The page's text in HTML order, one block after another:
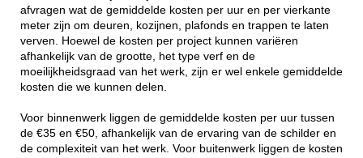
afvragen wat de gemiddelde kosten per uur en per vierkante
meter zijn om deuren, kozijnen, plafonds en trappen te laten
verven. Hoewel de kosten per project kunnen variëren
afhankelijk van de grootte, het type verf en de
moeilijkheidsgraad van het werk, zijn er wel enkele gemiddelde
kosten die we kunnen delen.
Voor binnenwerk liggen de gemiddelde kosten per uur tussen
de €35 en €50, afhankelijk van de ervaring van de schilder en
de complexiteit van het werk. Voor buitenwerk liggen de kosten